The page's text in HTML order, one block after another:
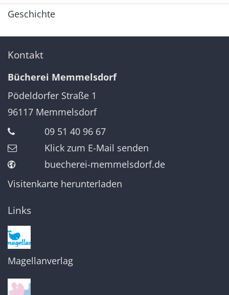
Geschichte
Kontakt
Bücherei Memmelsdorf
Pödeldorfer Straße 1
96117 Memmelsdorf
09 51 40 96 67
Klick zum E-Mail senden
buecherei-memmelsdorf.de
Visitenkarte herunterladen
Links
Magellanverlag